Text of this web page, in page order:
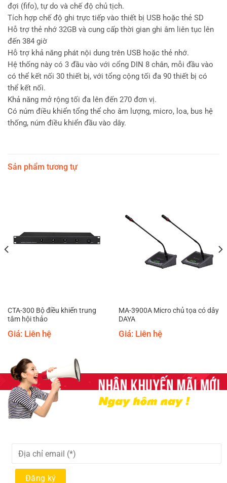
đợi (fifo), tự do và chế độ chủ tịch.
Tích hợp chế độ ghi trực tiếp vào thiết bị USB hoặc thẻ SD
Hỗ trợ thẻ nhớ 32GB và cung cấp thời gian ghi âm liên tục lên
đến 384 giờ
Hỗ trợ khả năng phát nội dung trên USB hoặc thẻ nhớ.
Hệ thống này có 3 đầu vào với cổng DIN 8 chân, mỗi đầu vào
có thể kết nối 30 thiết bị, với tổng cộng tối đa 90 thiết bị có
thể kết nối.
Khả năng mở rộng tối đa lên đến 270 đơn vị.
Có núm điều khiển tổng thể cho âm lượng, micro, loa, bus hệ
thống, núm điều khiển đầu vào dây.
Sản phẩm tương tự
CTA-300 Bộ điều khiển trung
tâm hội thảo
Giá: Liên hệ
MA-3900A Micro chủ tọa có dây
DAYA
Giá: Liên hệ